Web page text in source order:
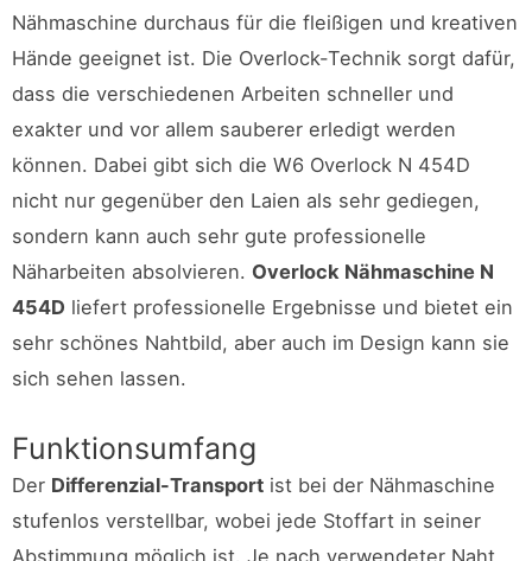
Nähmaschine durchaus für die fleißigen und kreativen
Hände geeignet ist. Die Overlock-Technik sorgt dafür,
dass die verschiedenen Arbeiten schneller und
exakter und vor allem sauberer erledigt werden
können. Dabei gibt sich die W6 Overlock N 454D
nicht nur gegenüber den Laien als sehr gediegen,
sondern kann auch sehr gute professionelle
Näharbeiten absolvieren. Overlock Nähmaschine N
454D liefert professionelle Ergebnisse und bietet ein
sehr schönes Nahtbild, aber auch im Design kann sie
sich sehen lassen.
Funktionsumfang
Der Differenzial-Transport ist bei der Nähmaschine
stufenlos verstellbar, wobei jede Stoffart in seiner